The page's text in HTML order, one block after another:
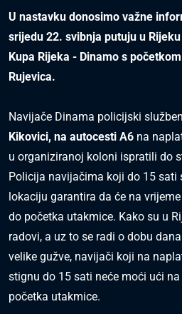
U nastavku donosimo važne
srijedu 22. svibnja putuju u
Kupa Rijeka - Dinamo s
Rujevica.
Navijače Dinama policijski
Kikovici, na autocesti A6 na
u organiziranoj koloni ispratili do
Policija navijačima koji do 15 sati
lokaciju garantira da će na
do početka utakmice. Kako su u
radovi, a uz to se radi o dobu
velike gužve, navijači koji na
stignu do 15 sati neće moći ući
početka utakmice.